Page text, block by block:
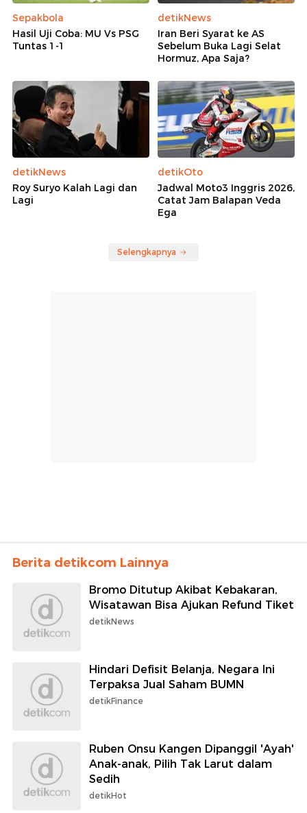
Sepakbola
Hasil Uji Coba: MU Vs PSG
Tuntas 1-1
detikNews
Iran Beri Syarat ke AS
Sebelum Buka Lagi Selat
Hormuz, Apa Saja?
detikNews
Roy Suryo Kalah Lagi dan
Lagi
detikOto
Jadwal Moto3 Inggris 2026,
Catat Jam Balapan Veda
Ega
Selengkapnya
Berita detikcom Lainnya
Bromo Ditutup Akibat Kebakaran,
Wisatawan Bisa Ajukan Refund Tiket
detikNews
Hindari Defisit Belanja, Negara Ini
Terpaksa Jual Saham BUMN
detikFinance
Ruben Onsu Kangen Dipanggil 'Ayah'
Anak-anak, Pilih Tak Larut dalam
Sedih
detikHot